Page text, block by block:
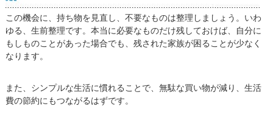
この機会に、持ち物を見直し、不要なものは整理しましょう。いわ
ゆる、生前整理です。本当に必要なものだけ残しておけば、自分に
もしものことがあった場合でも、残された家族が困ることが少なく
なります。
また、シンプルな生活に慣れることで、無駄な買い物が減り、生活
費の節約にもつながるはずです。